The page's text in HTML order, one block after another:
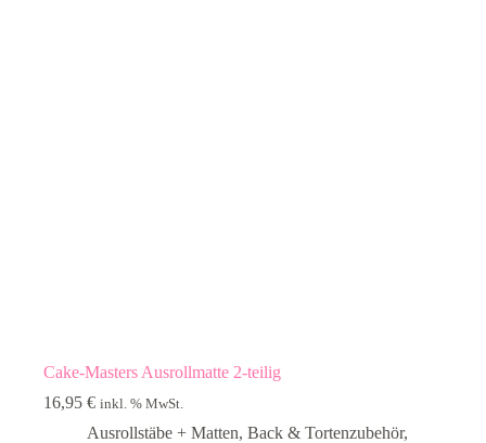
Cake-Masters Ausrollmatte 2-teilig
16,95 € inkl. % MwSt.
Ausrollstäbe + Matten, Back & Tortenzubehör,